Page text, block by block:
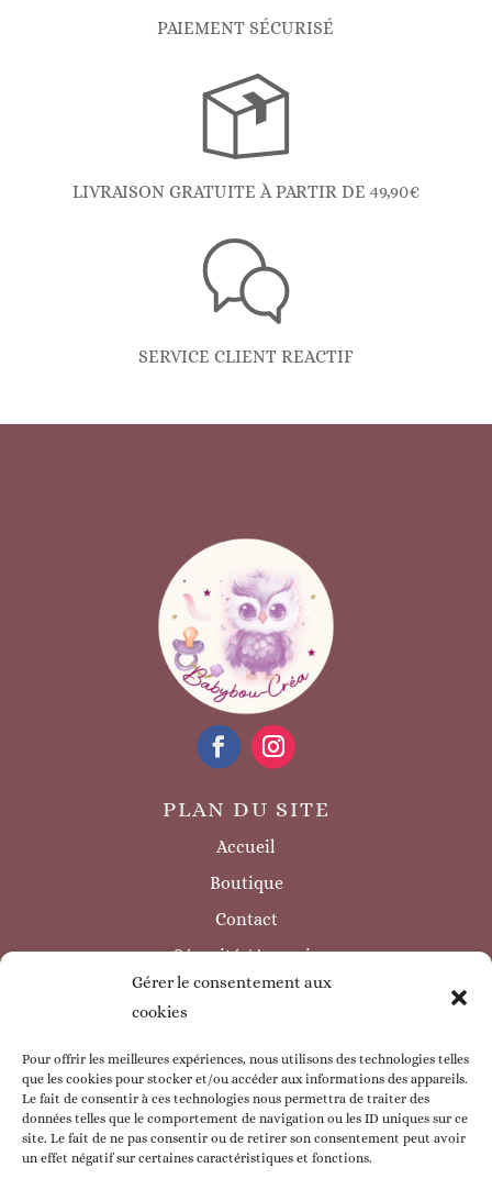
Gérer le consentement aux
cookies
Pour offrir les meilleures expériences, nous utilisons des technologies telles
que les cookies pour stocker et/ou accéder aux informations des appareils.
Le fait de consentir à ces technologies nous permettra de traiter des
données telles que le comportement de navigation ou les ID uniques sur ce
site. Le fait de ne pas consentir ou de retirer son consentement peut avoir
un effet négatif sur certaines caractéristiques et fonctions.
PAIEMENT SÉCURISÉ
LIVRAISON GRATUITE À PARTIR DE 49,90€
SERVICE CLIENT REACTIF
PLAN DU SITE
Accueil
Boutique
Contact
Sécurité / à savoir
INFORMATIONS LÉGALES
Mentions légales
Politique de confidentialité
Politique de cookie
CGV
ESPACE CLIENT